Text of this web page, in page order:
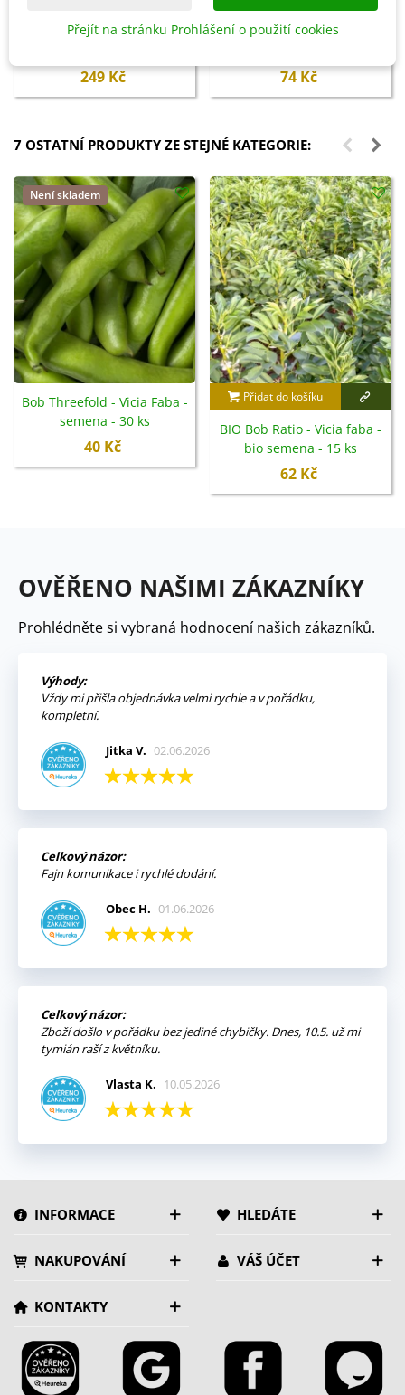
Probiotika PROFÍK WEIKI -
249 Kč
Konvička s růžicí - plastová - 1 l -
74 Kč
7 OSTATNÍ PRODUKTY ZE STEJNÉ KATEGORIE:
Není skladem
Bob Threefold - Vicia Faba -
semena - 30 ks
40 Kč
Přidat do košíku
BIO Bob Ratio - Vicia faba -
bio semena - 15 ks
62 Kč
OVĚŘENO NAŠIMI ZÁKAZNÍKY
Prohlédněte si vybraná hodnocení našich zákazníků.
Výhody:
Vždy mi přišla objednávka velmi rychle a v pořádku,
kompletní.
Jitka V. 02.06.2026
Celkový názor:
Fajn komunikace i rychlé dodání.
Obec H. 01.06.2026
Celkový názor:
Zboží došlo v pořádku bez jediné chybičky. Dnes, 10.5. už mi
tymián raší z květníku.
Vlasta K. 10.05.2026
INFORMACE HLEDÁTE
NAKUPOVÁNÍ VÁŠ ÚČET
KONTAKTY
Přejít na stránku Prohlášení o použití cookies